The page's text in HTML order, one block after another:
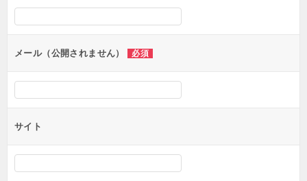
シ
ョ
ンメール（公開されません） 必須
サイト